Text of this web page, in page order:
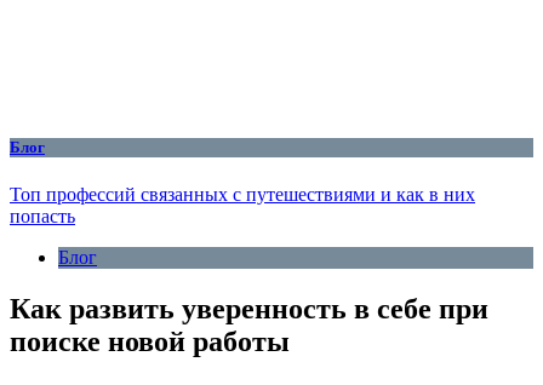
Блог
Топ профессий связанных с путешествиями и как в них
попасть
Блог
Как развить уверенность в себе при
поиске новой работы